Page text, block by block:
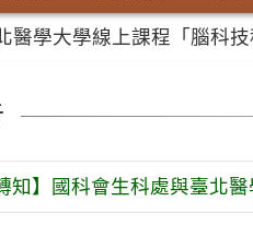
醫學大學線上課程「腦科
知】國科會生科處與臺北